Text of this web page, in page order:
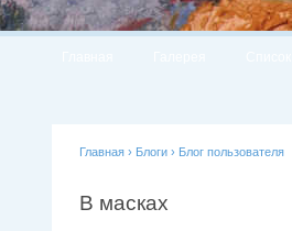
Главная › Блоги › Блог пользователя
В масках